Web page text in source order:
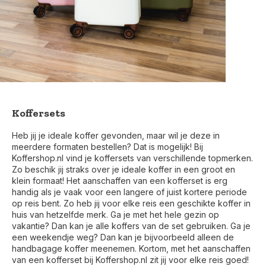
Koffersets
Heb jij je ideale koffer gevonden, maar wil je deze in
meerdere formaten bestellen? Dat is mogelijk! Bij
Koffershop.nl vind je koffersets van verschillende topmerken.
Zo beschik jij straks over je ideale koffer in een groot en
klein formaat! Het aanschaffen van een kofferset is erg
handig als je vaak voor een langere of juist kortere periode
op reis bent. Zo heb jij voor elke reis een geschikte koffer in
huis van hetzelfde merk. Ga je met het hele gezin op
vakantie? Dan kan je alle koffers van de set gebruiken. Ga je
een weekendje weg? Dan kan je bijvoorbeeld alleen de
handbagage koffer meenemen. Kortom, met het aanschaffen
van een kofferset bij Koffershop.nl zit jij voor elke reis goed!